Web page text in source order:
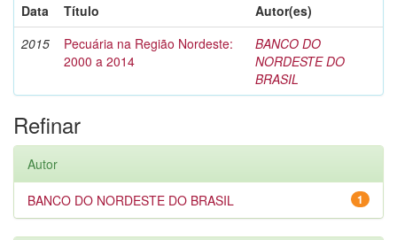
Data
Título
Autor(es)
2015
Pecuária na Região Nordeste:
2000 a 2014
BANCO DO
NORDESTE DO
BRASIL
Refinar
Autor
1
BANCO DO NORDESTE DO BRASIL